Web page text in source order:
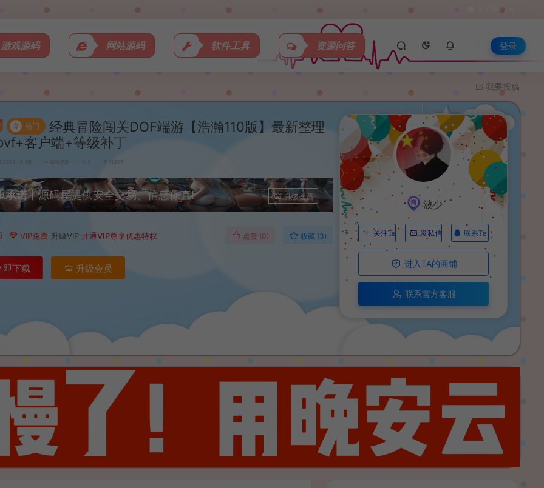
关于我们
游戏源码 网站源码 软件工具 资源问答 登录
我要投稿
# 热门
经典冒险闯关DOF端游【浩瀚110版】最新整理
客户端+等级补丁
2023-12-05 端游资源 3 11,801
承诺丨源码屋提供安全交易、信息保真! 升级会员
VIP免费 升级VIP 开通VIP尊享优惠特权 点赞 (0) 收藏 (3)
即下载 升级会员
波少
关注Ta 发私信 联系Ta
进入TA的商铺
联系官方客服